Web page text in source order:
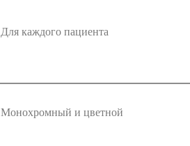
Для каждого пациента
Монохромный и цветной